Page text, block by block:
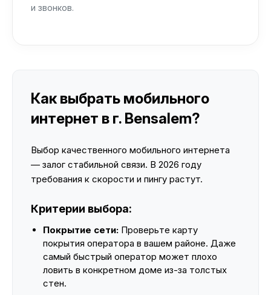
и звонков.
Как выбрать мобильного
интернет в г. Bensalem?
Выбор качественного мобильного интернета
— залог стабильной связи. В 2026 году
требования к скорости и пингу растут.
Критерии выбора:
Покрытие сети: Проверьте карту
покрытия оператора в вашем районе. Даже
самый быстрый оператор может плохо
ловить в конкретном доме из-за толстых
стен.